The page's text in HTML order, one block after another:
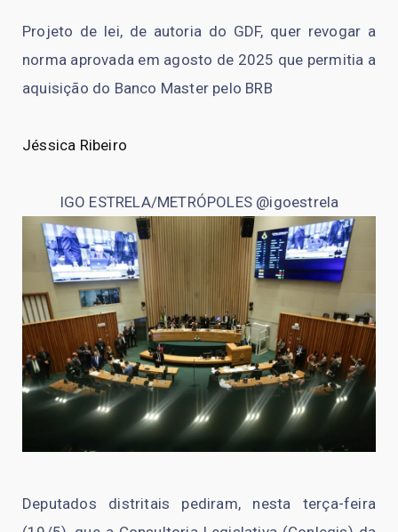
Projeto de lei, de autoria do GDF, quer revogar a
norma aprovada em agosto de 2025 que permitia a
aquisição do Banco Master pelo BRB
Jéssica Ribeiro
IGO ESTRELA/METRÓPOLES @igoestrela
Deputados distritais pediram, nesta terça-feira